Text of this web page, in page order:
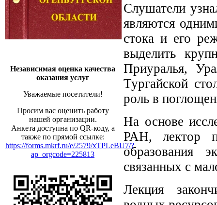
Независимая оценка качества
оказания услуг
Уважаемые посетители!
Просим вас оценить работу
нашей организации.
Анкета доступна по QR-коду, а
также по прямой ссылке:
https://forms.mkrf.ru/e/2579/xTPLeBU7/?
ap_orgcode=225813
Слушатели
являются
стока и его
выделить
Приуралья,
Тургайской
роль в
На основе
РАН, лектор
образования
связанных с
Лекция